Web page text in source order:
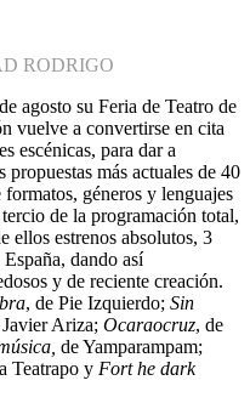
RODRIGO
agosto su Feria de Teatro de
vuelve a convertirse en cita
escénicas, para dar a
propuestas más actuales de 40
géneros y lenguajes
de la programación total,
ellos estrenos absolutos, 3
dando así
y de reciente creación.
, de Pie Izquierdo; Sin
Javier Ariza; Ocaraocruz, de
de Yamparampam;
Teatrapo y Fort he dark